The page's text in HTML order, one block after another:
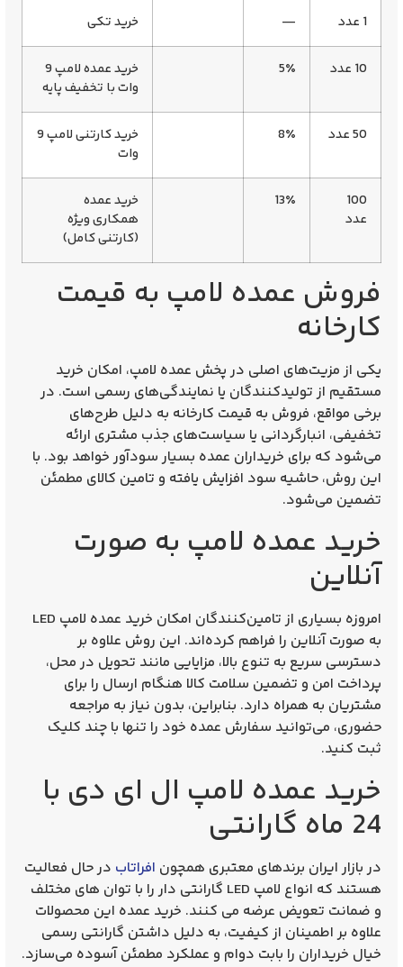
1 عدد — خرید تکی
10 عدد 5٪
خرید عمده لامپ 9
واتبا تخفیف پایه
50 عدد 8٪
خرید کارتنی لامپ 9
وات
100
عدد
13٪
خرید عمده
همکاری ویژه
(کارتنی کامل)
فروش عمده لامپ به قیمت
کارخانه
یکی از مزیت‌های اصلی درپخش عمده لامپ، امکان خرید
مستقیم از تولیدکنندگان یا نمایندگی‌های رسمی است. در
برخی مواقع، فروش به قیمت کارخانه به دلیل طرح‌های
تخفیفی، انبارگردانی یا سیاست‌های جذب مشتری ارائه
می‌شود که برای خریداران عمده بسیار سودآور خواهد بود. با
این روش، حاشیه سود افزایش یافته و تامین کالای مطمئن
تضمین می‌شود.
خرید عمده لامپ به صورت
آنلاین
امروزه بسیاری از تامین‌کنندگان امکان
خرید عمده لامپ LED
به صورت آنلاین را فراهم کرده‌اند. این روش علاوه بر
دسترسی سریع به تنوع بالا، مزایایی مانند تحویل در محل،
پرداخت امن و تضمین سلامت کالا هنگام ارسال را برای
مشتریان به همراه دارد. بنابراین، بدون نیاز به مراجعه
حضوری، می‌توانید سفارش عمده خود را تنها با چند کلیک
ثبت کنید.
خرید عمده لامپ ال ای دی با
24 ماه گارانتی‌
در بازار ایران برندهای معتبری همچون افراتاب در حال فعالیت
هستند که انواع لامپ LED گارانتی‌ دار
را با توان‌ های مختلف
و ضمانت تعویض عرضه می‌ کنند. خرید عمده این محصولات
علاوه بر اطمینان از کیفیت، به دلیل داشتن گارانتی رسمی
خیال خریداران را بابت دوام و عملکرد مطمئن آسوده می‌سازد.